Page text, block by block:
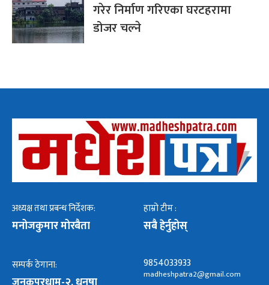
गरेर निर्माण गरिएका घरटहरामा
डोजर चल्ने
अध्यक्ष तथा प्रबन्ध निर्देशक:
मनोजकुमार मोरबैता
हाम्रो टीम :
सबै हेर्नुहोस्
सम्पर्क ठेगाना: 9854033933
madheshpatra2@gmail.com